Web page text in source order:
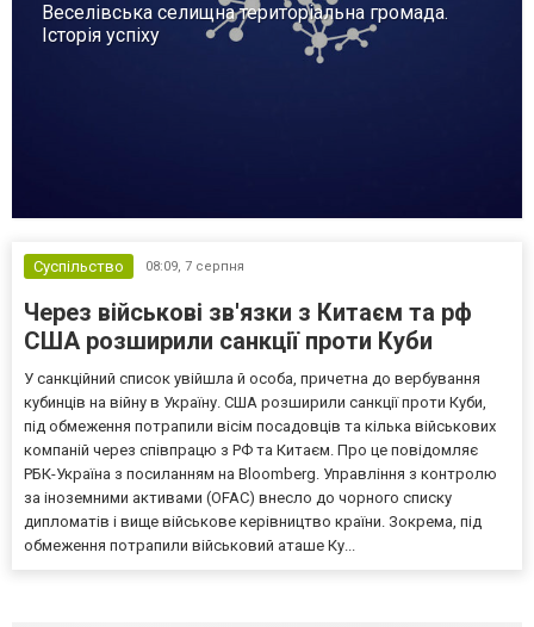
Веселівська селищна територіальна громада.
Історія успіху
Суспільство 08:09, 7 серпня
Через військові зв'язки з Китаєм та рф
США розширили санкції проти Куби
У санкційний список увійшла й особа, причетна до вербування
кубинців на війну в Україну. США розширили санкції проти Куби,
під обмеження потрапили вісім посадовців та кілька військових
компаній через співпрацю з РФ та Китаєм. Про це повідомляє
РБК-Україна з посиланням на Bloomberg. Управління з контролю
за іноземними активами (OFAC) внесло до чорного списку
дипломатів і вище військове керівництво країни. Зокрема, під
обмеження потрапили військовий аташе Ку...